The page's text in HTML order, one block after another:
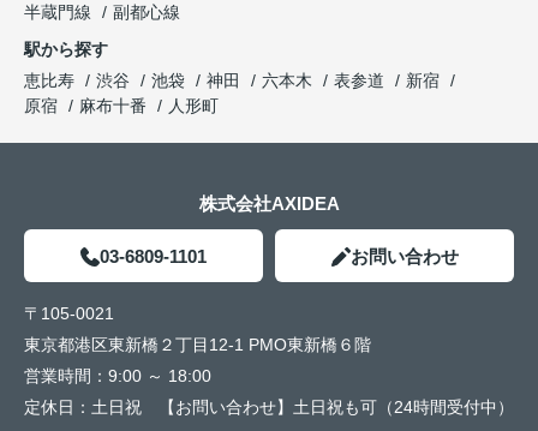
半蔵門線
副都心線
駅から探す
恵比寿
渋谷 池袋 神田 六本木 表参道
新宿
原宿
麻布十番 人形町
株式会社AXIDEA
03-6809-1101 お問い合わせ
〒105-0021
東京都港区東新橋２丁目12-1 PMO東新橋６階
営業時間： 9:00 ～ 18:00
定休日： 土日祝 【お問い合わせ】土日祝も可（24時間受付中）